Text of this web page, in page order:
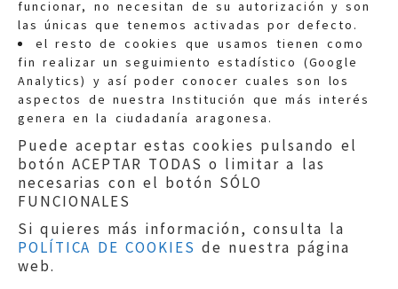
funcionar, no necesitan de su autorización y son
las únicas que tenemos activadas por defecto.
el resto de cookies que usamos tienen como
fin realizar un seguimiento estadístico (Google
Analytics) y así poder conocer cuales son los
aspectos de nuestra Institución que más interés
genera en la ciudadanía aragonesa.
Puede aceptar estas cookies pulsando el
botón ACEPTAR TODAS o limitar a las
necesarias con el botón SÓLO
FUNCIONALES
Si quieres más información, consulta la
POLÍTICA DE COOKIES de nuestra página
web.
Quejas:quejas@eljusticiadearagon.es
Información general:
informacion@eljusticiadearagon.es
Teléfonos:900 210 210/
Aviso legal|Política de privacidad|
Protección de Datos